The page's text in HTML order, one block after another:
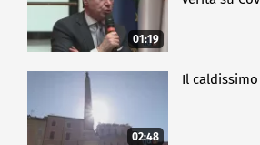
01:19
02:48
Il